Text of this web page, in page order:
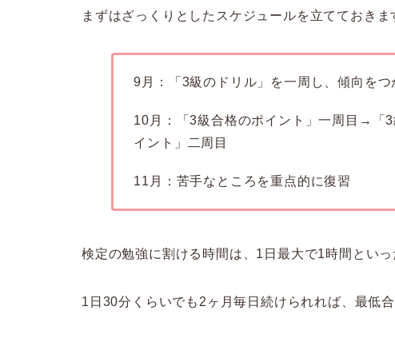
まずはざっくりとしたスケジュールを立てておきま
9月：「3級のドリル」を一周し、傾向をつ
10月：「3級合格のポイント」一周目→「
イント」二周目
11月：苦手なところを重点的に復習
検定の勉強に割ける時間は、1日最大で1時間といっ
1日30分くらいでも2ヶ月毎日続けられれば、最低